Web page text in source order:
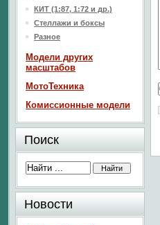
КИТ (1:87, 1:72 и др.)
Стеллажи и боксы
Разное
Модели других
масштабов
МотоТехника
Комиссионные модели
Поиск
Новости